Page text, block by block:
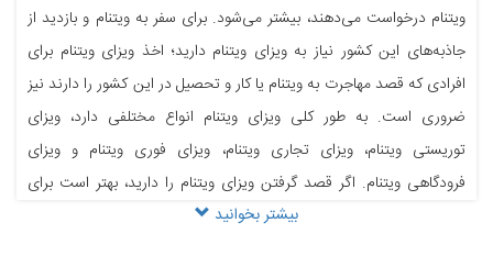
ویتنام درخواست می‌دهند، بیشتر می‌شود. برای سفر به ویتنام و بازدید از
جاذبه‌های این کشور نیاز به ویزای ویتنام دارید؛ اخذ ویزای ویتنام برای
افرادی که قصد مهاجرت به ویتنام یا کار و تحصیل در این کشور را دارند نیز
ضروری است. به طور کلی ویزای ویتنام انواع مختلفی دارد، ویزای
توریستی ویتنام، ویزای تجاری ویتنام، ویزای فوری ویتنام و ویزای
فرودگاهی ویتنام. اگر قصد گرفتن ویزای ویتنام را دارید، بهتر است برای
جلوگیری از وقوع خطا، مراحل اخذ ویزای خود را به یک آژانس مسافرتی
بیشتر بخوانید